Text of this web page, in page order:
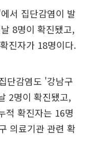
서 집단감염이 발
8명이 확진됐고,
진자가 18명이다.
단감염도 '강남구
2명이 확진됐고,
적 확진자는 16명
의료기관 관련 확